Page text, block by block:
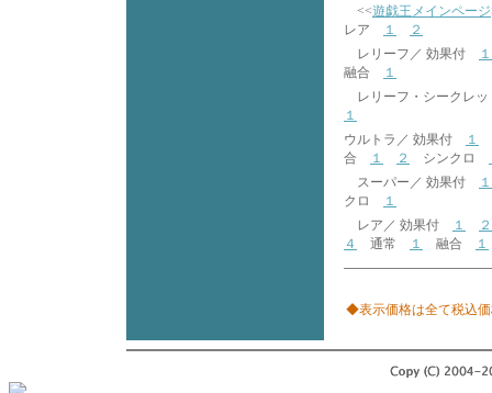
<<遊戯王メインページ
レア
１
２
レリーフ／ 効果付
１
融合
１
レリーフ・シークレ
１
ウルトラ／ 効果付
１
合
１ ２ シンクロ
スーパー／ 効果付
１
クロ
１
レア／ 効果付
１
２
４
通常 １ 融合 １
◆表示価格は全て税込